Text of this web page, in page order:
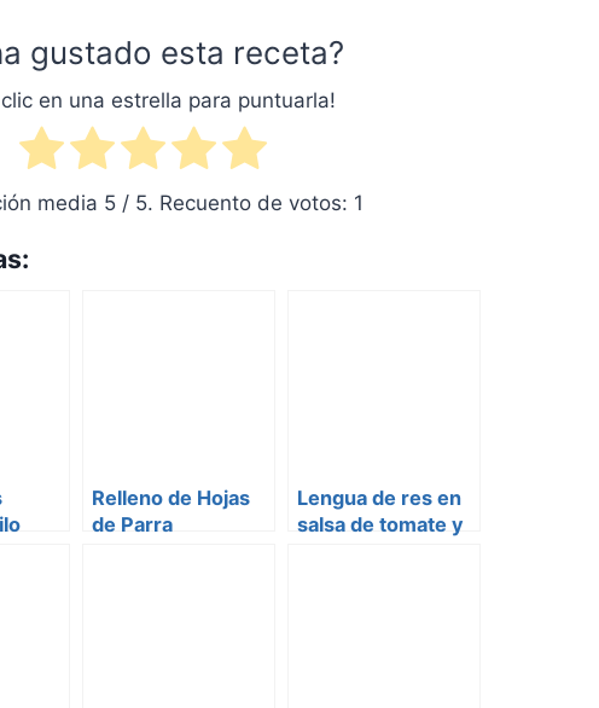
gustado esta receta?
clic en una estrella para puntuarla!
media 5/ 5. Recuento de votos: 1
Relleno de Hojas
de Parra
Lengua de res en
salsa de tomate y